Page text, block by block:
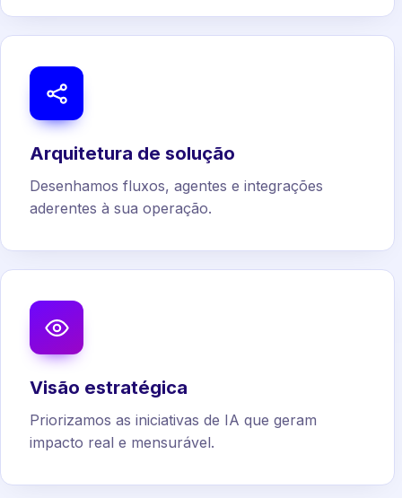
Arquitetura de solução
Desenhamos fluxos, agentes e integrações
aderentes à sua operação.
Visão estratégica
Priorizamos as iniciativas de IA que geram
impacto real e mensurável.